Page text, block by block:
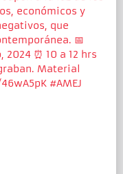
naciones✨ 2